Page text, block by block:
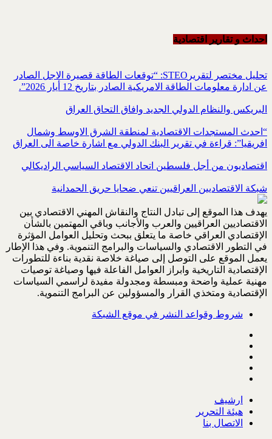
احداث و تقاریر اقتصادیة
تحليل مختصر لتقريرSTEO‏: “توقعات الطاقة قصيرة الاجل الصادر
عن ادارة معلومات الطاقة الامريكية ‏الصادر بتاريخ 12 أيار 2026”.‏
البريكس والنظام الدولي الجديد وافاق التحاق العراق
“احدث المستجدات الاقتصادية لمنطقة الشرق الاوسط وشمال
افريقيا”: قراءة في تقرير البنك الدولي مع اشارة خاصة الى العراق
اقتصاديون من أجل فلسطين اتحاد الاقتصاد السياسي الراديكالي
شبكة الاقتصاديين العراقيين تنعي ضحايا حريق الحمدانية
يهدف هذا الموقع إلى تبادل النتاج والنقاش المهني الاقتصادي بين
الاقتصاديين العراقيين والعرب والأجانب وباقي المهتمين بالشأن
الإقتصادي العراقي خاصة ما يتعلق ببحث وتحليل العوامل المؤثرة
في التطور الاقتصادي والسياسات والبرامج التنموية. وفي هذا الإطار
يعمل الموقع على التوصل إلى صياغة خلاصة نقدية بناءة للتطورات
الإقتصادية التاريخية وابراز العوامل الفاعلة فيها وصياغة توصيات
مهنية عملية واضحة ومبسطة ومجدولة مفيدة لراسمي السياسات
الإقتصادية ومتخذي القرار والمسؤولين عن البرامج التنموية.
شروط وقواعد النشر في موقع الشبكة
ارشيف
هيئة التحرير
الاتصال بنا